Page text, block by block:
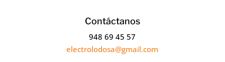
Contáctanos
948 69 45 57
electrolodosa@gmail.com